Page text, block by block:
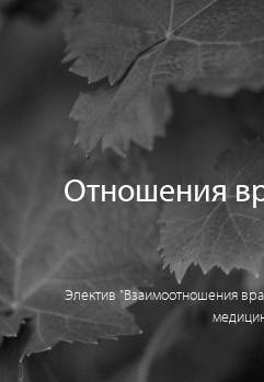
Отношения
Электив "Взаимоотношения